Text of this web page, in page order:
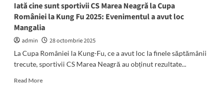
Iată cine sunt sportivii CS Marea Neagră la Cupa
României la Kung Fu 2025: Evenimentul a avut loc
Mangalia
admin
28 octombrie 2025
La Cupa României la Kung-Fu, ce a avut loc la finele săptămânii
trecute, sportivii CS Marea Neagră au obținut rezultate...
Read MoreRead